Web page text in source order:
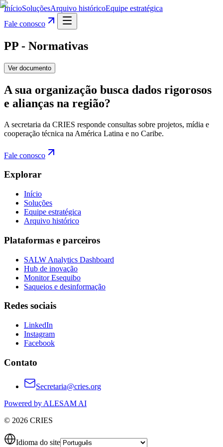
InícioSoluçõesArquivo históricoEquipe estratégica
Fale conosco
PP - Normativas
Ver documento
A sua organização busca dados rigorosos
e alianças na região?
A secretaria da CRIES responde consultas sobre projetos, mídia e
cooperação técnica na América Latina e no Caribe.
Fale conosco
Explorar
Início
Soluções
Equipe estratégica
Arquivo histórico
Plataformas e parceiros
SALW Analytics Dashboard
Hub de inovação
Monitor Esequibo
Saqueios e desinformação
Redes sociais
LinkedIn
Instagram
Facebook
Contato
Secretaria@cries.org
Powered by ALESAM AI
© 2026 CRIES
Idioma do site